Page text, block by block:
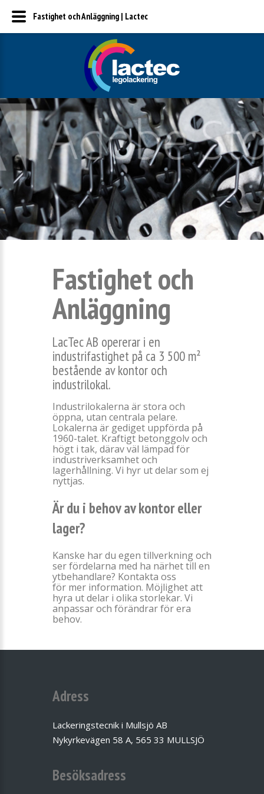
Fastighet och
Anläggning
LacTec AB opererar i en
industrifastighet på ca 3 500 m²
bestående av kontor och
industrilokal.
Industrilokalerna är stora och
öppna, utan centrala pelare.
Lokalerna är gediget uppförda på
1960-talet. Kraftigt betonggolv och
högt i tak, därav väl lämpad för
industriverksamhet och
lagerhållning. Vi hyr ut delar som ej
nyttjas.
Är du i behov av kontor eller
lager?
Kanske har du egen tillverkning och
ser fördelarna med ha närhet till en
ytbehandlare? Kontakta oss
för mer information. Möjlighet att
hyra ut delar i olika storlekar. Vi
anpassar och förändrar för era
behov.
Adress
Lackeringstecnik i Mullsjö AB
Nykyrkevägen 58 A, 565 33 MULLSJÖ
Besöksadress
Fastighet och Anläggning | Lactec